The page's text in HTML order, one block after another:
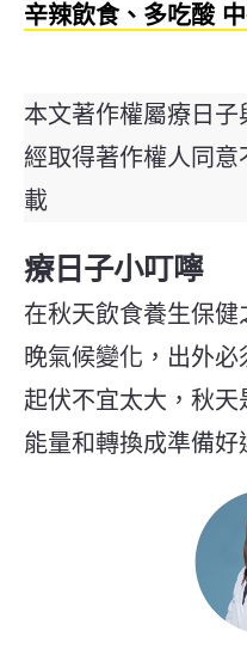
辛辣飲食、多吃酸
本文著作權屬療日
經取得著作權人同
載
療日子小叮嚀
在秋天飲食養生保
晚氣候變化，出外
起伏不宜太大，秋
能量和轉換成準備好